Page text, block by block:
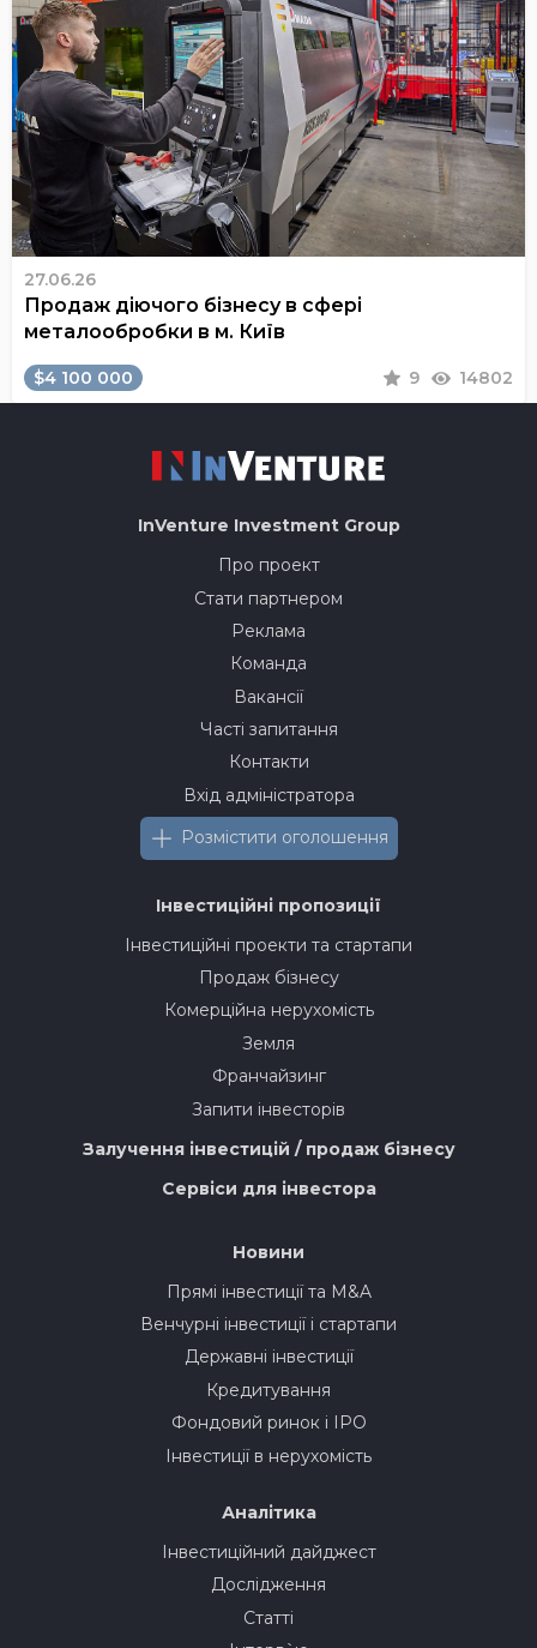
27.06.26
Продаж діючого бізнесу в сфері
металообробки в м. Київ
$4 100 000 9 14802
InVenture Investment Group
Про проект
Стати партнером
Реклама
Команда
Вакансії
Часті запитання
Контакти
Вхід адміністратора
Розмістити оголошення
Інвестиційні пропозиції
Інвестиційні проекти та стартапи
Продаж бізнесу
Комерційна нерухомість
Земля
Франчайзинг
Запити інвесторів
Залучення інвестицій / продаж бізнесу
Сервіси для інвестора
Новини
Прямі інвестиції та M&A
Венчурні інвестиції і стартапи
Державні інвестиції
Кредитування
Фондовий ринок і IPO
Інвестиції в нерухомість
Аналітика
Інвестиційний дайджест
Дослідження
Статті